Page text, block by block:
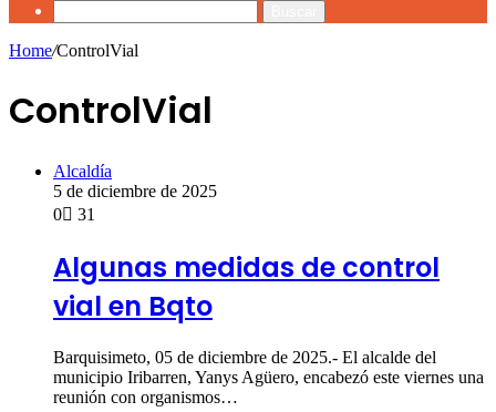
Home/ControlVial
ControlVial
Alcaldía
5 de diciembre de 2025
0
31
Algunas medidas de control
vial en Bqto
Barquisimeto, 05 de diciembre de 2025.- El alcalde del
municipio Iribarren, Yanys Agüero, encabezó este viernes una
reunión con organismos…